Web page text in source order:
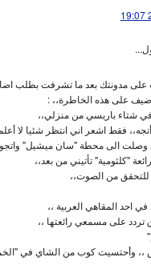
على مدونتك بعد ما تشرفت بطلب
على هذه الخاطرة،، :
شتاء باريسي من منزلي،،
فقط اشعر اني انتظر شئيا لا
الى محطة "سان ميشيل" واتجول
"كلثومية" تأتيني من بعد،،
من الصوت،،
احد المقاهي العربية ،،
تردد على مسمعي رائعتها ،،
وأحتسيت كوب من الشاي في